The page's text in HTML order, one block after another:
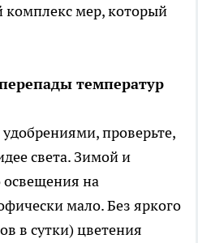
комплекс мер, который
температур
проверьте,
света. Зимой и
освещения на
мало. Без яркого
в сутки) цветения